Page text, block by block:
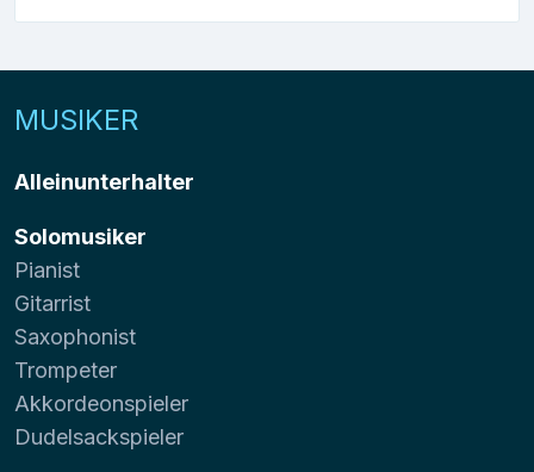
MUSIKER
Alleinunterhalter
Solomusiker
Pianist
Gitarrist
Saxophonist
Trompeter
Akkordeonspieler
Dudelsackspieler